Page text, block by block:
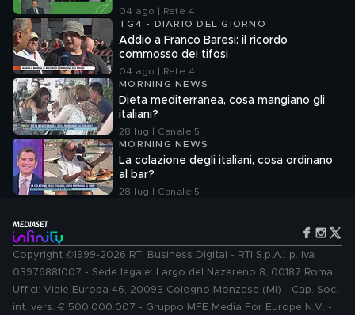
04 ago | Rete 4
TG4 - DIARIO DEL GIORNO
Addio a Franco Baresi: il ricordo
commosso dei tifosi
04 ago | Rete 4
MORNING NEWS
Dieta mediterranea, cosa mangiano gli
italiani?
28 lug | Canale 5
MORNING NEWS
La colazione degli italiani, cosa ordinano
al bar?
28 lug | Canale 5
Copyright ©1999-2026 RTI Business Digital - RTI S.p.A.: p. iva
03976881007 - Sede legale: Largo del Nazareno 8, 00187 Roma.
Uffici: Viale Europa 46, 20093 Cologno Monzese (MI) - Cap. Soc.
int. vers. € 500.000.007 - Gruppo MFE Media For Europe N.V. -